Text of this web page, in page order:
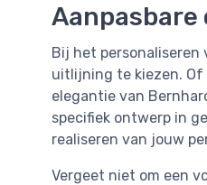
Aanpasbare
Bij het personaliseren
uitlijning te kiezen. Of
elegantie van
specifiek ontwerp in
realiseren van jouw
Vergeet niet om een